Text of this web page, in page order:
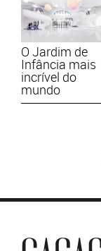
O Jardim de
Infância mais
incrível do
mundo